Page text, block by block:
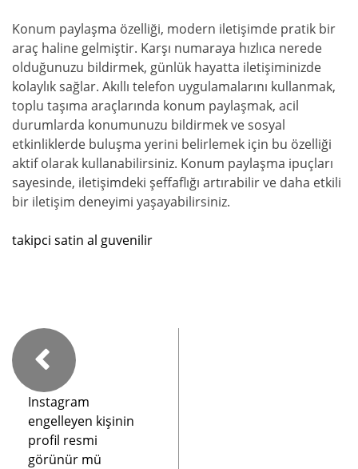
Konum paylaşma özelliği, modern iletişimde pratik bir
araç haline gelmiştir. Karşı numaraya hızlıca nerede
olduğunuzu bildirmek, günlük hayatta iletişiminizde
kolaylık sağlar. Akıllı telefon uygulamalarını kullanmak,
toplu taşıma araçlarında konum paylaşmak, acil
durumlarda konumunuzu bildirmek ve sosyal
etkinliklerde buluşma yerini belirlemek için bu özelliği
aktif olarak kullanabilirsiniz. Konum paylaşma ipuçları
sayesinde, iletişimdeki şeffaflığı artırabilir ve daha etkili
bir iletişim deneyimi yaşayabilirsiniz.
takipci satin al guvenilir
Instagram
engelleyen kişinin
profil resmi
görünür mü